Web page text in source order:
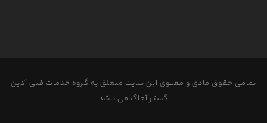
تمامی حقوق مادی و معنوی این سایت متعلق به گروه خدمات فنی آذین
گستر آچاگ می باشد